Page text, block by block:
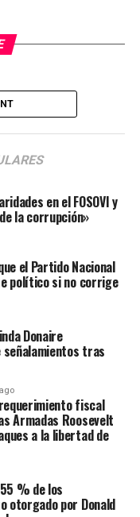
en el FOSOVI y
la corrupción»
el Partido Nacional
político si no corrige
Donaire
tras
fiscal
Armadas Roosevelt
a la libertad de
% de los
otorgado por Donald